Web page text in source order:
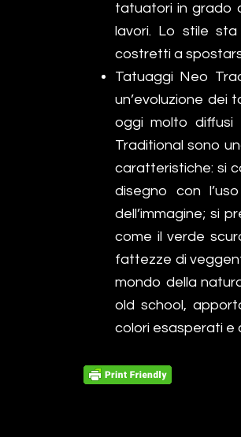
tatuatori in grado
lavori. Lo stile
costretti a
Tatuaggi Neo
un’evoluzione dei
oggi molto diffusi
Traditional sono
caratteristiche: si
disegno con
dell’immagine; si
come il verde
fattezze di
mondo della
old school,
colori esasperati e